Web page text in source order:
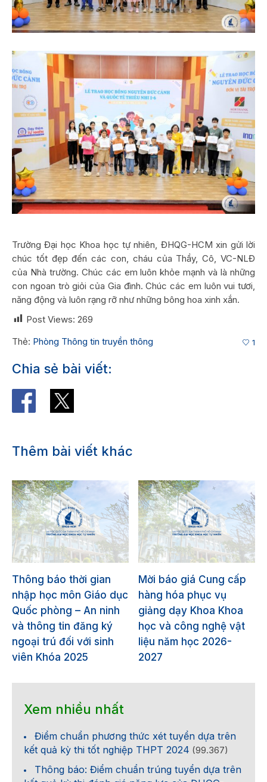
Trường Đại học Khoa học tự nhiên, ĐHQG-HCM xin gửi lời
chúc tốt đẹp đến các con, cháu của Thầy, Cô, VC-NLĐ
của Nhà trường. Chúc các em luôn khỏe mạnh và là những
con ngoan trò giỏi của Gia đình. Chúc các em luôn vui tươi,
năng động và luôn rạng rỡ như những bông hoa xinh xắn.
Post Views: 269
Thẻ: Phòng Thông tin truyền thông 1
Chia sẻ bài viết:
Thêm bài viết khác
Thông báo thời gian
nhập học môn Giáo dục
Quốc phòng – An ninh
và thông tin đăng ký
ngoại trú đối với sinh
viên Khóa 2025
Mời báo giá Cung cấp
hàng hóa phục vụ
giảng dạy Khoa Khoa
học và công nghệ vật
liệu năm học 2026-
2027
Xem nhiều nhất
Điểm chuẩn phương thức xét tuyển dựa trên
kết quả kỳ thi tốt nghiệp THPT 2024 (99.367)
Thông báo: Điểm chuẩn trúng tuyển dựa trên